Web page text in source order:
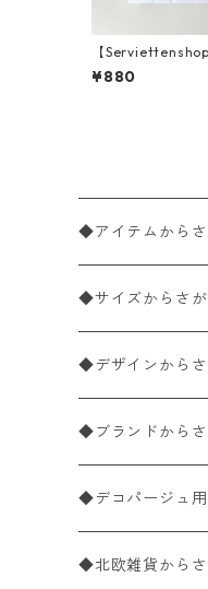
【
サイズ ペーパーナ
ppy Cat ホワイト
¥880
◆アイテムから
ペーパーナプキン
ペーパーナプキン
ペーパーナプキ
ペーパーナプキ
ライスペーパー
◆サイズからさ
33×33cm（ラン
バラ売り
パック売り
25×25cm（カク
バラ売り
パック売り
40×40cm（ディ
バラ売り
21×21cm（ポケッ
◆デザインから
花柄
植物・グリーン柄
動物・鳥・昆虫
◆ブランドから
ドイツ製 IHR/イ
ランチサイズ
ドイツ製
◆デコパージュ
デコパージュ液
◆北欧雑貨から